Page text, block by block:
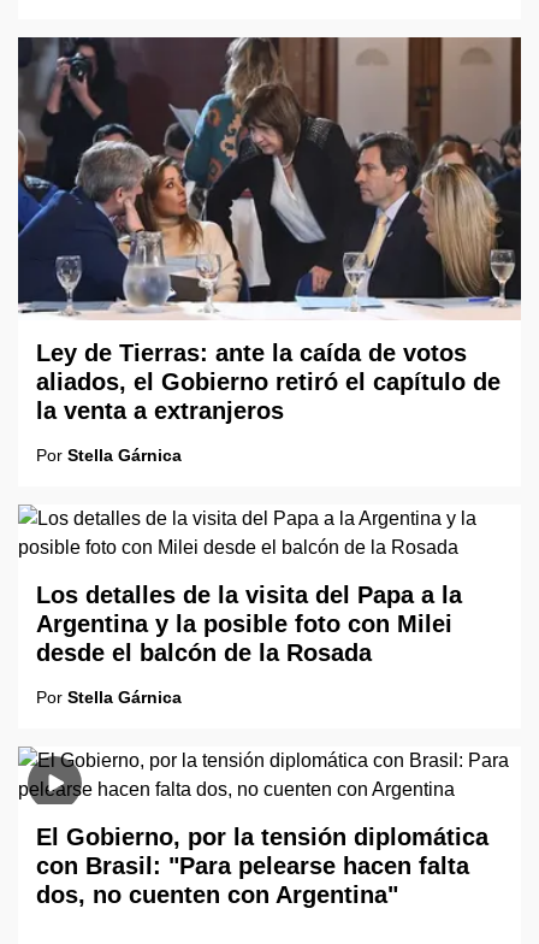
Ley de Tierras: ante la caída de votos
aliados, el Gobierno retiró el capítulo de
la venta a extranjeros
Por Stella Gárnica
Los detalles de la visita del Papa a la
Argentina y la posible foto con Milei
desde el balcón de la Rosada
Por Stella Gárnica
El Gobierno, por la tensión diplomática
con Brasil: "Para pelearse hacen falta
dos, no cuenten con Argentina"